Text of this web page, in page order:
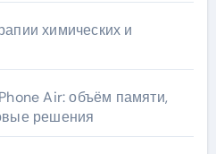
химических и
Air: объём памяти,
решения